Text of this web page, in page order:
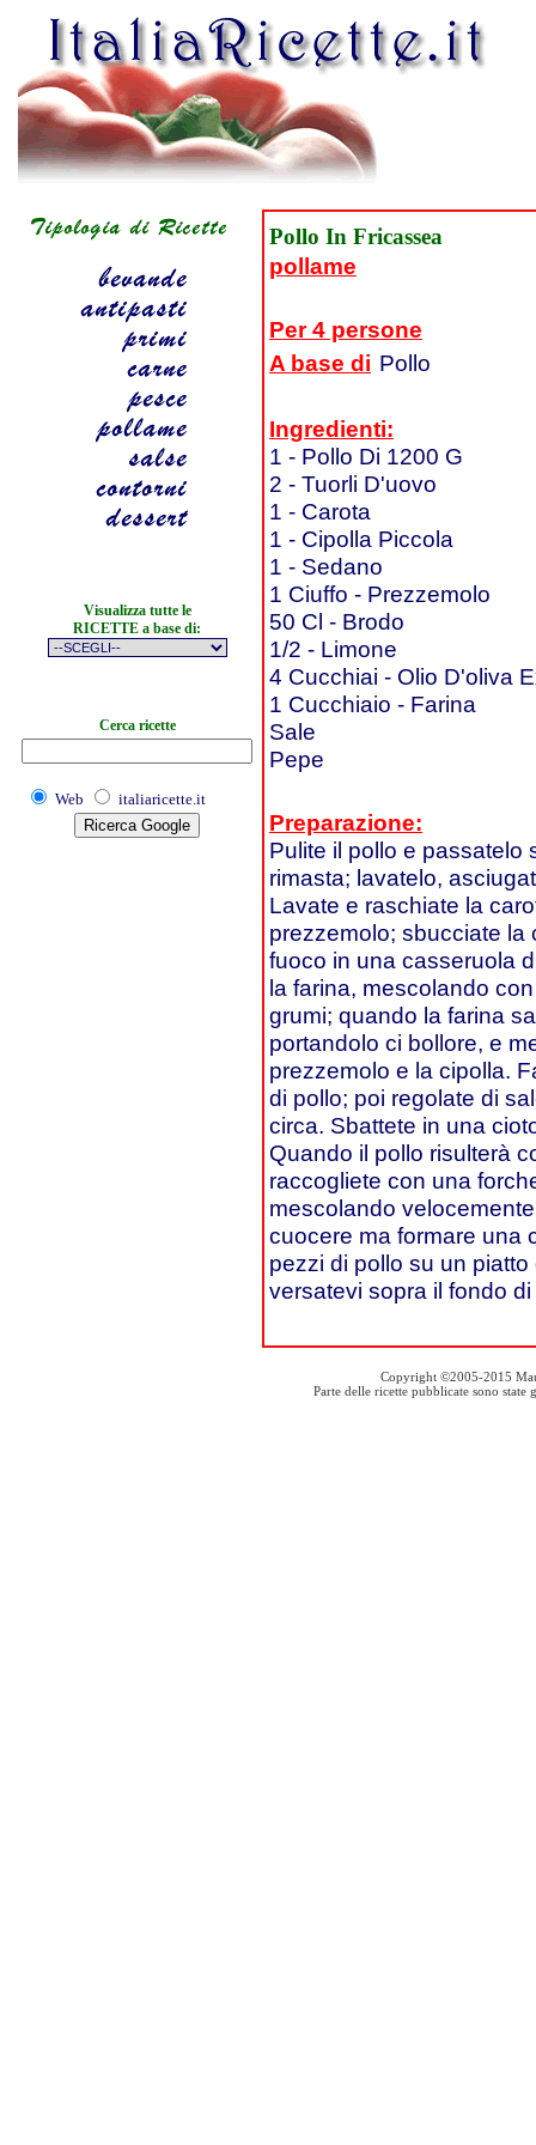
Visualizza tutte le
RICETTE a base di:
Cerca ricette
Web italiaricette.it
Pollo In Fricassea
pollame
Per 4 persone
A base di Pollo
Ingredienti:
1 - Pollo Di 1200 G
2 - Tuorli D'uovo
1 - Carota
1 - Cipolla Piccola
1 - Sedano
1 Ciuffo - Prezzemolo
50 Cl - Brodo
1/2 - Limone
4 Cucchiai - Olio D'oliva
1 Cucchiaio - Farina
Sale
Pepe
Preparazione:
Pulite il pollo e passatelo
rimasta; lavatelo,
Lavate e raschiate la
prezzemolo; sbucciate la
fuoco in una casseruola
la farina, mescolando
grumi; quando la farina
portandolo ci bollore, e
prezzemolo e la cipolla.
di pollo; poi regolate di
circa. Sbattete in una
Quando il pollo risulterà
raccogliete con una
mescolando
cuocere ma formare una
pezzi di pollo su un
versatevi sopra il fondo
Copyright ©2005-2015
Parte delle ricette pubblicate sono state